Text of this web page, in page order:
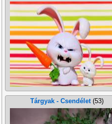
Tárgyak - Csendélet(53)